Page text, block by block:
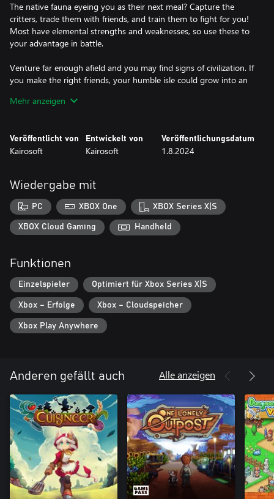
The native fauna eyeing you as their next meal? Capture the
critters, trade them with friends, and train them to fight for you!
Most have elemental strengths and weaknesses, so use these to
your advantage in battle.
Venture far enough afield and you may find signs of civilization. If
you make the right friends, your humble isle could grow into an
heliport. The possibilities are as limitless as the horizon!
Mehr anzeigen
Veröffentlicht von
Kairosoft
Entwickelt von
Kairosoft
Veröffentlichungsdatum
1.8.2024
Wiedergabe mit
PC XBOX One XBOX Series X|S
XBOX Cloud Gaming Handheld
Funktionen
Einzelspieler Optimiert für Xbox Series X|S
Xbox – Erfolge Xbox – Cloudspeicher
Xbox Play Anywhere
Anderen gefällt auch Alle anzeigen